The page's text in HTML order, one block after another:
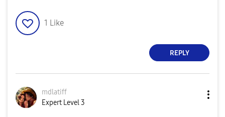
1 Like
REPLY
mdlatiff
Expert Level 3